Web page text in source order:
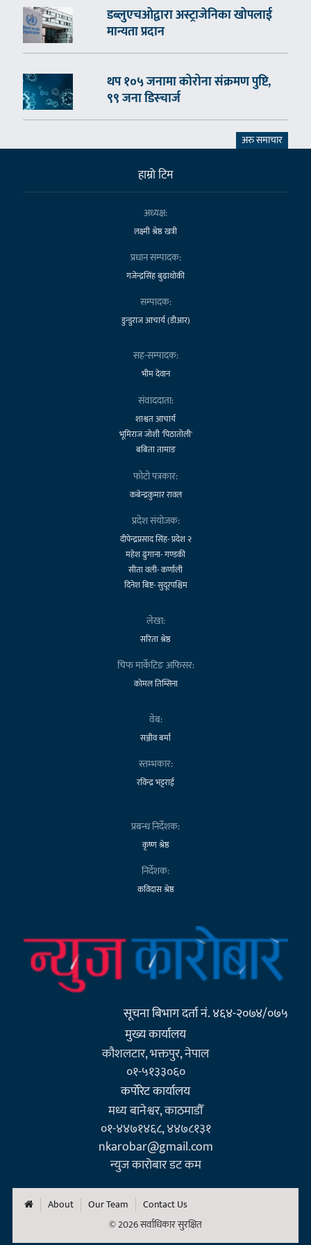
डब्लुएचओद्वारा अस्ट्राजेनिका खोपलाई
मान्यता प्रदान
थप १०५ जनामा कोरोना संक्रमण पुष्टि,
९९ जना डिस्चार्ज
अरु समाचार
हाम्राे टिम
अध्यक्ष:
लक्ष्मी श्रेष्ठ खत्री
प्रधान सम्पादक:
गजेन्द्रसिंह बुढाथोकी
सम्पादक:
डुन्डुराज आचार्य (डीआर)
सह-सम्पादक:
भीम देवान
संवाददाता:
शाश्वत आचार्य
भूमिराज जोशी 'पिठातोली'
बबिता तामाङ
फोटो पत्रकार:
कबेन्द्रकुमार रावल
प्रदेश संयोजक:
दीपेन्द्रप्रसाद सिंह- प्रदेश २
महेश ढुंगाना- गण्डकी
सीता वली- कर्णाली
दिनेश बिष्ट- सुदूरपश्चिम
लेखा:
सरिता श्रेष्ठ
चिफ मार्केटिङ अफिसर:
कोमल तिम्सिना
वेब:
सञ्जीव बर्मा
स्तम्भकार:
रविन्द्र भट्टराई
प्रबन्ध निर्देशक:
कृष्ण श्रेष्ठ
निर्देशक:
कविदास श्रेष्ठ
सूचना बिभाग दर्ता नं. ४६४-२०७४/०७५
मुख्य कार्यालय
कौशलटार, भक्तपुर, नेपाल
०१-५१३३०६०
कर्पाेरेट कार्यालय
मध्य बानेश्वर, काठमाडौँ
०१-४४७१४६८, ४४७८१३१
nkarobar@gmail.com
न्युज कारोबार डट कम
About Our Team
Contact Us
© 2026 सर्वाधिकार सुरक्षित